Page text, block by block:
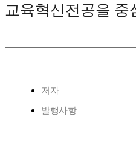
교육혁신전공을 중
저자
발행사항